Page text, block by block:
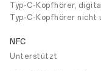
Typ-C-Kopfhörer,
Typ-C-Kopfhörer
NFC
Unterstützt